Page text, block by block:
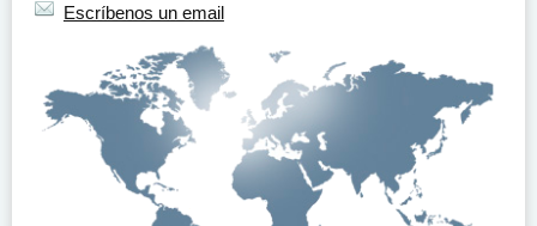
Escríbenos un email